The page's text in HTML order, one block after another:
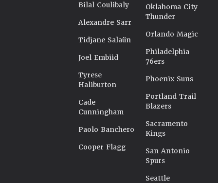
Bilal Coulibaly
Alexandre Sarr
Tidjane Salaün
Joel Embiid
Tyrese
Haliburton
Cade
Cunningham
Paolo Banchero
Cooper Flagg
Oklahoma City
Thunder
Orlando Magic
Philadelphia
76ers
Phoenix Suns
Portland Trail
Blazers
Sacramento
Kings
San Antonio
Spurs
Seattle